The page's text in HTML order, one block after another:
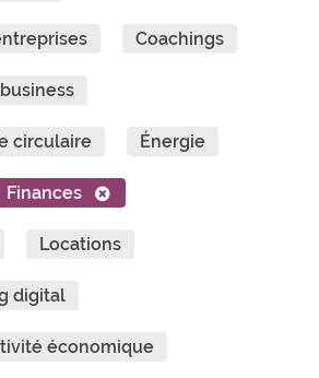
Coachings
circulaire Énergie
Finances
Locations
digital
économique